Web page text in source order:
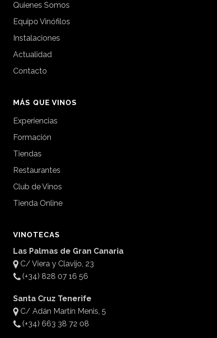
Quienes Somos
Equipo Vinófilos
Instalaciones
Actualidad
Contacto
MÁS QUE VINOS
Experiencias
Formación
Tiendas
Restaurantes
Club de Vinos
Tienda Online
VINOTECAS
Las Palmas de Gran Canaria
C/ Viera y Clavijo, 23
(+34) 828 07 16 56
Santa Cruz Tenerife
C/ Adán Martín Menis, 5
(+34) 663 38 72 08